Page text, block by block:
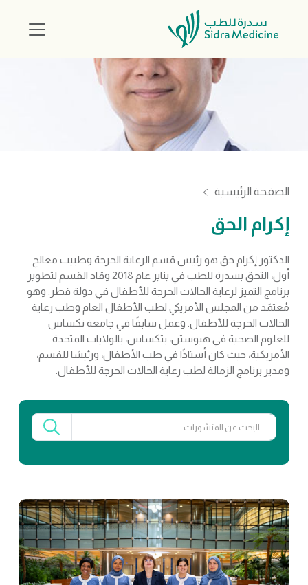
الصفحة الرئيسية
إكرام الحق
الدكتور إكرام حق هو رئيس قسم الرعاية الحرجة وطبيب معالج
أول، التحق بسدرة للطب في يناير عام 2018 وقاد القسم لتطوير
برنامج التميز لرعاية الحالات الحرجة للأطفال في دولة قطر. وهو
مُعتمَد من المجلس الأمريكي لطب الأطفال العام وطب رعاية
الحالات الحرجة للأطفال. وعمل سابقًا في جامعة تكساس
للعلوم الصحية في هيوستن، بتكساس، بالولايات المتحدة
الأمريكية، حيث كان أستاذًا في طب الأطفال، ورئيسًا للقسم،
ومدير برنامج الزمالة لطب رعاية الحالات الحرجة للأطفال.